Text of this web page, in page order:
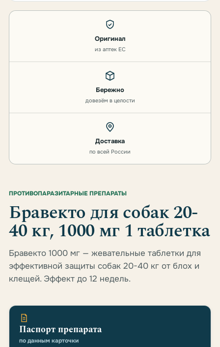
Оригинал
из аптек ЕС
Бережно
довезём в целости
Доставка
по всей России
ПРОТИВОПАРАЗИТАРНЫЕ ПРЕПАРАТЫ
Бравекто для собак 20-
40 кг, 1000 мг 1 таблетка
Бравекто 1000 мг — жевательные таблетки для
эффективной защиты собак 20-40 кг от блох и
клещей. Эффект до 12 недель.
Паспорт препарата
по данным карточки